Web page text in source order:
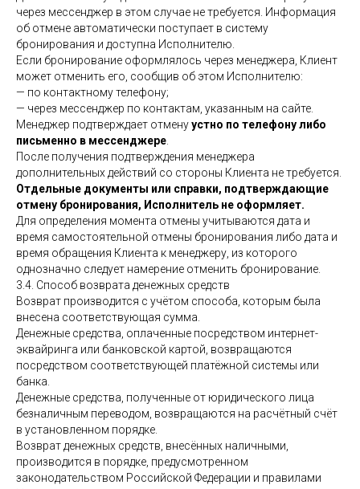
через мессенджер в этом случае не требуется. Информация
об отмене автоматически поступает в систему
бронирования и доступна Исполнителю.
Если бронирование оформлялось через менеджера, Клиент
может отменить его, сообщив об этом Исполнителю:
— по контактному телефону;
— через мессенджер по контактам, указанным на сайте.
Менеджер подтверждает отменуустно по телефону либо
письменно в мессенджере
После получения подтверждения менеджера
дополнительных действий со стороны Клиента не требуется.
Отдельные документы или справки, подтверждающие
отмену бронирования, Исполнитель не оформляет.
Для определения момента отмены учитываются дата и
время самостоятельной отмены бронирования либо дата и
время обращения Клиента к менеджеру, из которого
однозначно следует намерение отменить бронирование.
3.4. Способ возврата денежных средств
Возврат производится с учётом способа, которым была
внесена соответствующая сумма.
Денежные средства, оплаченные посредством интернет-
эквайринга или банковской картой, возвращаются
посредством соответствующей платёжной системы или
банка.
Денежные средства, полученные от юридического лица
безналичным переводом, возвращаются на расчётный счёт
в установленном порядке.
Возврат денежных средств, внесённых наличными,
производится в порядке, предусмотренном
законодательством Российской Федерации и правилами